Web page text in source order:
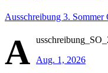
Ausschreibung 3.
A Aug. 1, 2026